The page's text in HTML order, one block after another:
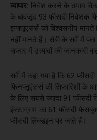
व्यापार: निवेश करने के तमाम
के बावजूद 93 फीसदी निवेशक
इन्फ्लूएसंर्स को विश्वसनीय
नहीं मानते हैं। सेबी के सर्वे में
बाजार में उत्पादों की जानकारी
सर्वे में कहा गया है कि 62
फिनप्लूएंसर्स की सिफारिशों के
के लिए सबसे ज्यादा 91
इंस्टाग्राम का 61 फीसदी
फीसदी लिंक्डइन पर जाते हैं।